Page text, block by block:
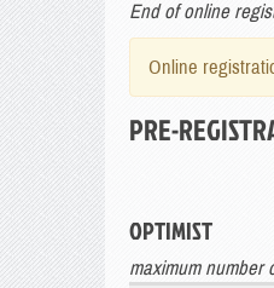
End of online
Online
PRE-
OPTIMIST
maximum number